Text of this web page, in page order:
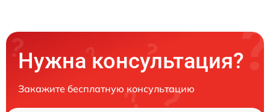
Нужна консультация?
Закажите бесплатную консультацию